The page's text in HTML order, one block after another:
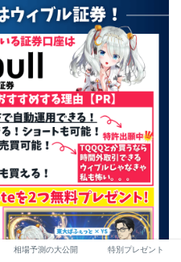
相場予測の大公開 特別プレゼント